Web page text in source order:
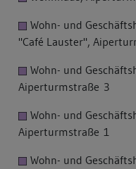
Wohn- und
"Café Lauster",
Wohn- und
Aiperturmstraße 3
Wohn- und
Aiperturmstraße 1
Wohn- und